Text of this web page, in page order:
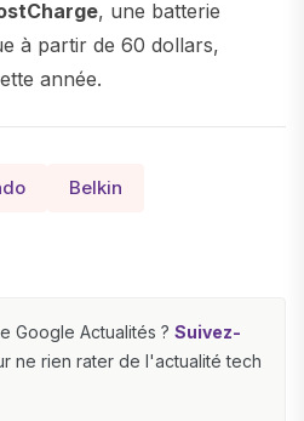
, une batterie
à partir de 60 dollars,
année.
Belkin
Google Actualités ? Suivez-
ne rien rater de l'actualité tech